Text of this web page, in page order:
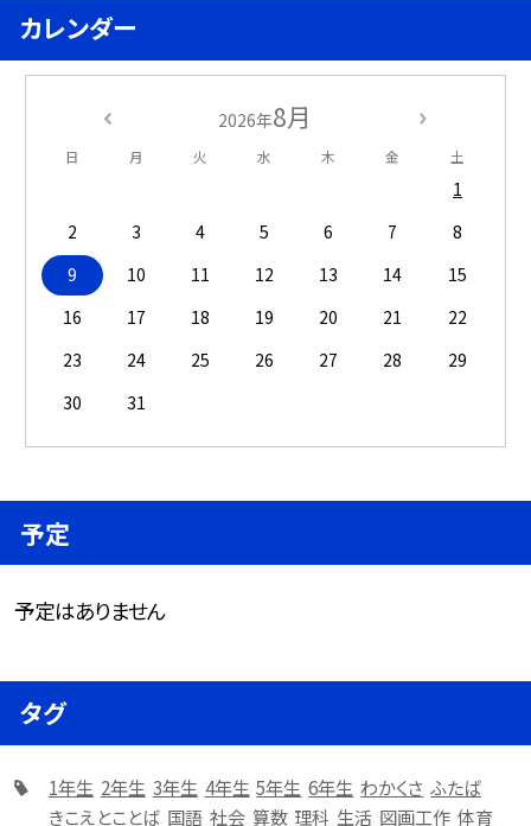
カレンダー
2026年8月
日 月 火 水 木 金 土
1
2
3 4 5 6 7
8
9
10 11 12 13 14
15
16
17 18 19 20 21
22
23
24 25 26 27 28
29
30
31
予定
予定はありません
タグ
1年生 2年生 3年生 4年生 5年生 6年生 わかくさ ふたば
きこえとことば 国語 社会 算数 理科 生活 図画工作 体育